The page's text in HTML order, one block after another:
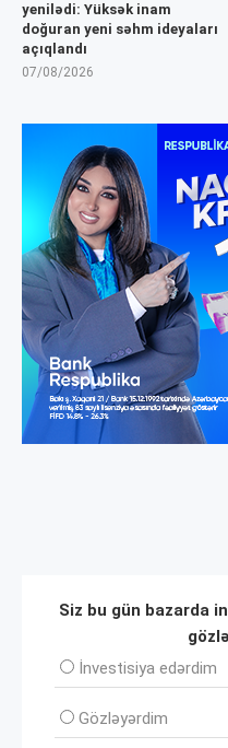
yenilədi: Yüksək inam
doğuran yeni səhm ideyaları
açıqlandı
07/08/2026
Siz bu gün bazarda
İnvеstisiya edərdim
Gözləyərdim